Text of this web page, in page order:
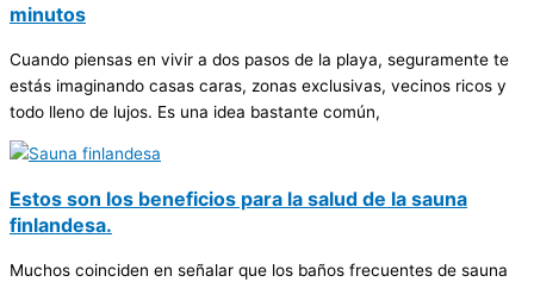
minutos
Cuando piensas en vivir a dos pasos de la playa, seguramente te
estás imaginando casas caras, zonas exclusivas, vecinos ricos y
todo lleno de lujos. Es una idea bastante común,
Estos son los beneficios para la salud de la sauna
finlandesa.
Muchos coinciden en señalar que los baños frecuentes de sauna